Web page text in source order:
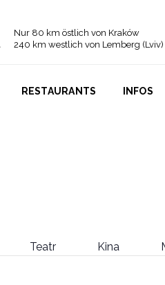
Nur 80 km östlich von Kraków
240 km westlich von Lemberg (Lviv)
RESTAURANTS INFOS
Teatr Kina